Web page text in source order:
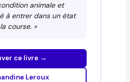
animale et
à entrer dans un état
course. »
ce livre →
Leroux